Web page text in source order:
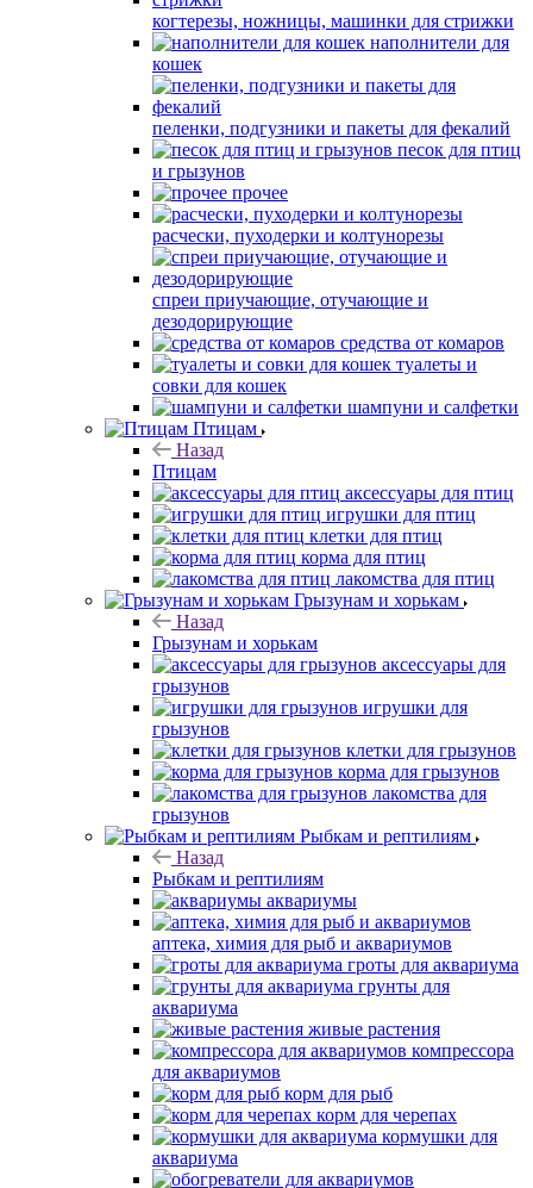
когтерезы, ножницы, машинки для стрижки
наполнители для
кошек
пеленки, подгузники и пакеты для фекалий
песок для птиц
и грызунов
прочее
расчески, пуходерки и колтунорезы
спреи приучающие, отучающие и
дезодорирующие
средства от комаров
туалеты и
совки для кошек
шампуни и салфетки
Птицам
Назад
Птицам
аксессуары для птиц
игрушки для птиц
клетки для птиц
корма для птиц
лакомства для птиц
Грызунам и хорькам
Назад
Грызунам и хорькам
аксессуары для
грызунов
игрушки для
грызунов
клетки для грызунов
корма для грызунов
лакомства для
грызунов
Рыбкам и рептилиям
Назад
Рыбкам и рептилиям
аквариумы
аптека, химия для рыб и аквариумов
гроты для аквариума
грунты для
аквариума
живые растения
компрессора
для аквариумов
корм для рыб
корм для черепах
кормушки для
аквариума